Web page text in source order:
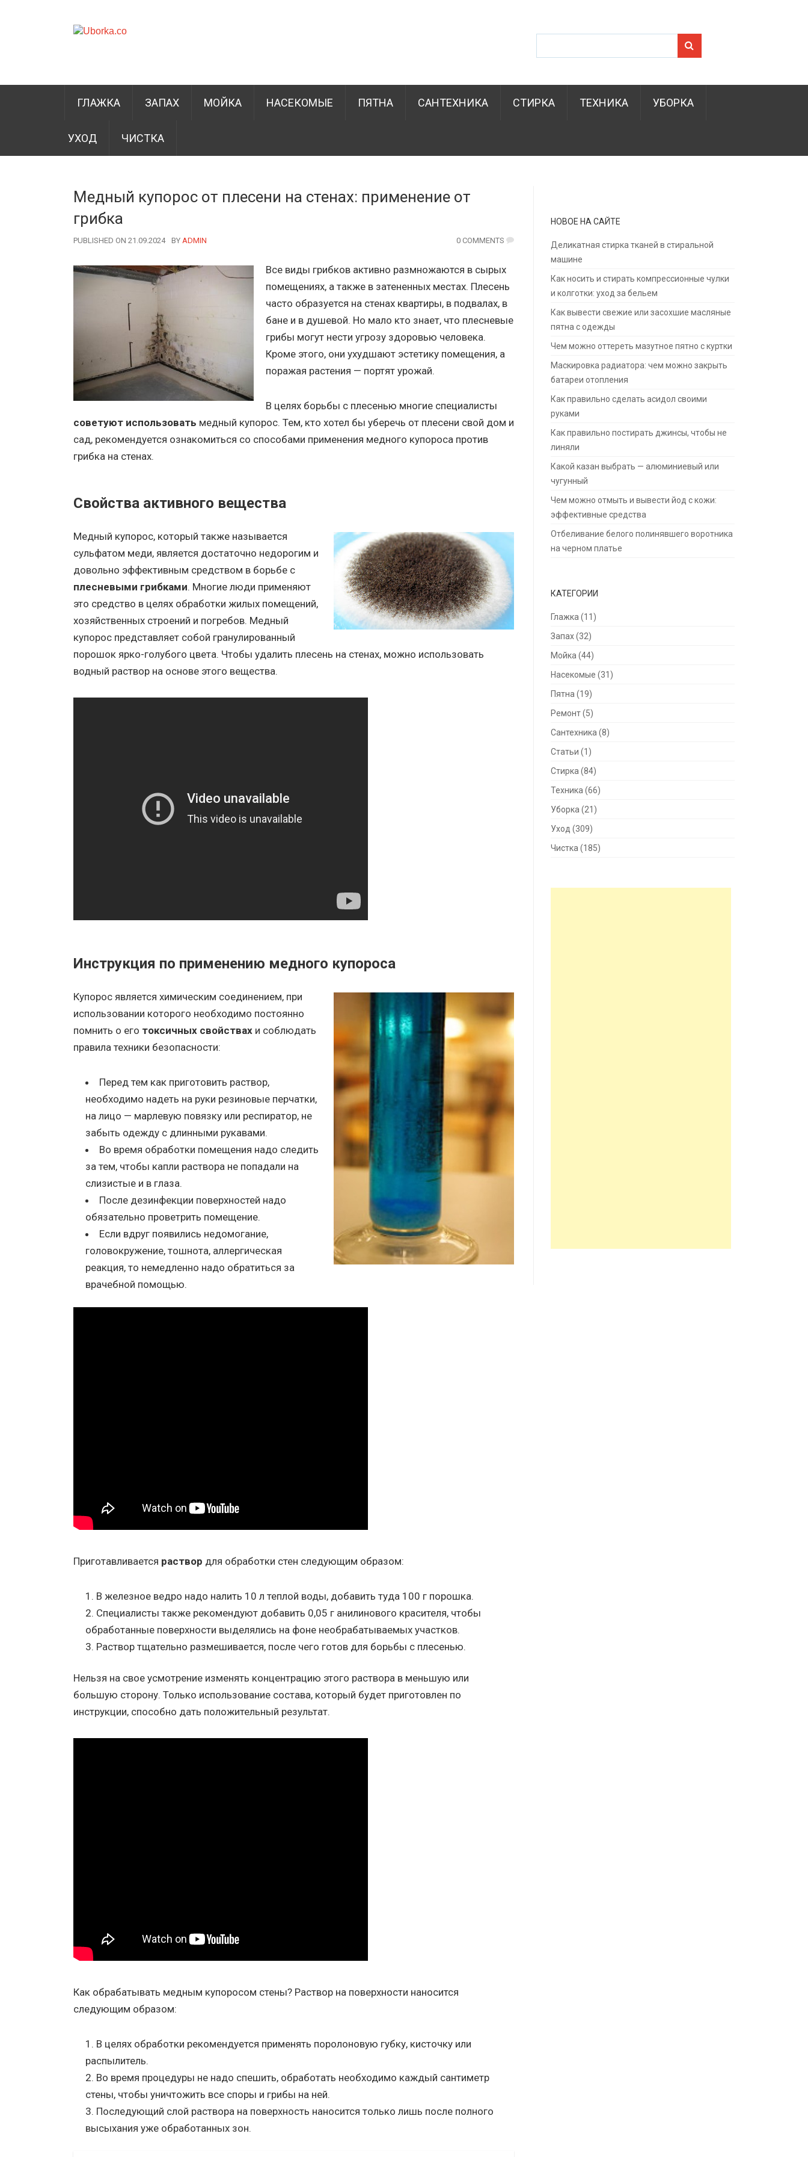
ГЛАЖКА ЗАПАХ МОЙКА НАСЕКОМЫЕ ПЯТНА САНТЕХНИКА СТИРКА ТЕХНИКА УБОРКА
УХОД ЧИСТКА
Медный купорос от плесени на стенах: применение от
грибка
PUBLISHED ON 21.09.2024 BY AUTHOR
ADMIN 0 COMMENTS
Все виды грибков активно размножаются в сырых
помещениях, а также в затененных местах. Плесень
часто образуется на стенах квартиры, в подвалах, в
бане и в душевой. Но мало кто знает, что плесневые
грибы могут нести угрозу здоровью человека.
Кроме этого, они ухудшают эстетику помещения, а
поражая растения — портят урожай.
В целях борьбы с плесенью многие специалисты
советуют использовать медный купорос. Тем, кто хотел бы уберечь от плесени свой дом и
сад, рекомендуется ознакомиться со способами применения медного купороса против
грибка на стенах.
Свойства активного вещества
Медный купорос, который также называется
сульфатом меди, является достаточно недорогим и
довольно эффективным средством в борьбе с
плесневыми грибками. Многие люди применяют
это средство в целях обработки жилых помещений,
хозяйственных строений и погребов. Медный
купорос представляет собой гранулированный
порошок ярко-голубого цвета. Чтобы удалить плесень на стенах, можно использовать
водный раствор на основе этого вещества.
Инструкция по применению медного купороса
Купорос является химическим соединением, при
использовании которого необходимо постоянно
помнить о его токсичных свойствах и соблюдать
правила техники безопасности:
Перед тем как приготовить раствор,
необходимо надеть на руки резиновые перчатки,
на лицо — марлевую повязку или респиратор, не
забыть одежду с длинными рукавами.
Во время обработки помещения надо следить
за тем, чтобы капли раствора не попадали на
слизистые и в глаза.
После дезинфекции поверхностей надо
обязательно проветрить помещение.
Если вдруг появились недомогание,
головокружение, тошнота, аллергическая
реакция, то немедленно надо обратиться за
врачебной помощью.
Приготавливается раствор для обработки стен следующим образом:
В железное ведро надо налить 10 л теплой воды, добавить туда 100 г порошка.
Специалисты также рекомендуют добавить 0,05 г анилинового красителя, чтобы
обработанные поверхности выделялись на фоне необрабатываемых участков.
Раствор тщательно размешивается, после чего готов для борьбы с плесенью.
Нельзя на свое усмотрение изменять концентрацию этого раствора в меньшую или
большую сторону. Только использование состава, который будет приготовлен по
инструкции, способно дать положительный результат.
Как обрабатывать медным купоросом стены? Раствор на поверхности наносится
следующим образом:
В целях обработки рекомендуется применять поролоновую губку, кисточку или
распылитель.
Во время процедуры не надо спешить, обработать необходимо каждый сантиметр
стены, чтобы уничтожить все споры и грибы на ней.
Последующий слой раствора на поверхность наносится только лишь после полного
высыхания уже обработанных зон.
НОВОЕ НА САЙТЕ
Деликатная стирка тканей в стиральной
машине
Как носить и стирать компрессионные чулки
и колготки: уход за бельем
Как вывести свежие или засохшие масляные
пятна с одежды
Чем можно оттереть мазутное пятно с куртки
Маскировка радиатора: чем можно закрыть
батареи отопления
Как правильно сделать асидол своими
руками
Как правильно постирать джинсы, чтобы не
линяли
Какой казан выбрать — алюминиевый или
чугунный
Чем можно отмыть и вывести йод с кожи:
эффективные средства
Отбеливание белого полинявшего воротника
на черном платье
КАТЕГОРИИ
Глажка (11)
Запах(32)
Мойка (44)
Насекомые (31)
Пятна (19)
Ремонт(5)
Сантехника (8)
Статьи (1)
Стирка (84)
Техника (66)
Уборка (21)
Уход (309)
Чистка (185)